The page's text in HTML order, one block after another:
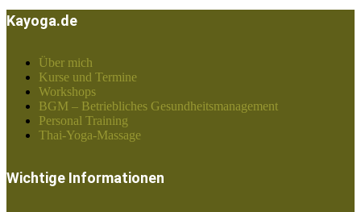
Kayoga.de
Über mich
Kurse und Termine
Workshops
BGM – Betriebliches Gesundheitsmanagement
Personal Training
Thai-Yoga-Massage
Wichtige Informationen